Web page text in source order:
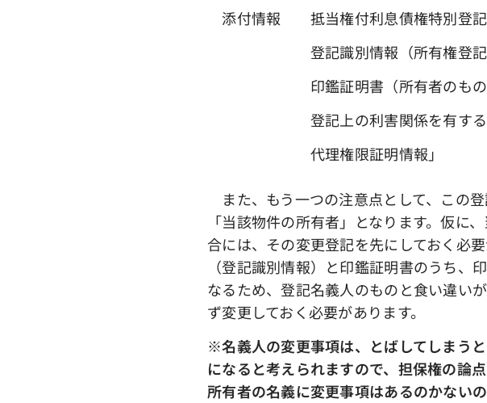
添付情報 抵当権付利息債権特別登記
登記識別情報（所有権登記の
印鑑証明書（所有者のもの
登記上の利害関係を有する第三
代理権限証明情報」
また、もう一つの注意点として、この
「当該物件の所有者」となります。仮に
合には、その変更登記を先にしておく必
（登記識別情報）と印鑑証明書のうち、
なるため、登記名義人のものと食い違い
ず変更しておく必要があります。
※名義人の変更事項は、とばしてしまう
になると考えられますので、担保権の論
所有者の名義に変更事項はあるのかない